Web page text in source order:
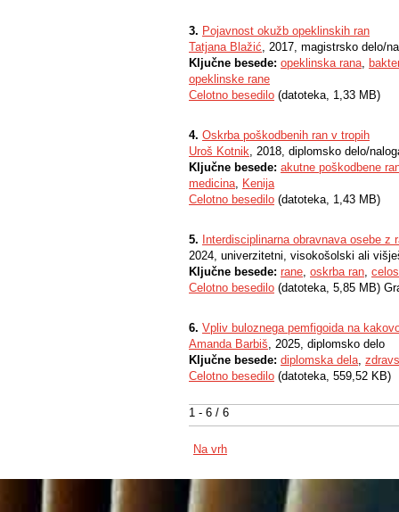
1 - 6 / 6
3. Pojavnost okužb opeklinskih ran
Tatjana Blažić, 2017, magistrsko delo/
Ključne besede: opeklinska rana,
opeklinske rane
Celotno besedilo (datoteka, 1,33 MB)
4. Oskrba poškodbenih ran v tropih
Uroš Kotnik, 2018, diplomsko delo/
Ključne besede: akutne poškodbene
medicina, Kenija
Celotno besedilo (datoteka, 1,43 MB)
5. Interdisciplinarna obravnava osebe z
2024, univerzitetni, visokošolski ali
Ključne besede: rane, oskrba ran,
Celotno besedilo (datoteka, 5,85 MB)
6. Vpliv buloznega pemfigoida na
Amanda Barbiš, 2025, diplomsko delo
Ključne besede: diplomska dela,
Celotno besedilo (datoteka, 559,52 KB)
Na vrh